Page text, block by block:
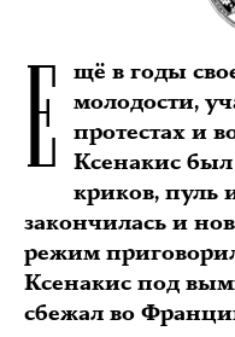
Е
щё в годы
молодости,
протестах и
Ксенакис
криков, пуль
закончилась и
режим
Ксенакис под
сбежал во